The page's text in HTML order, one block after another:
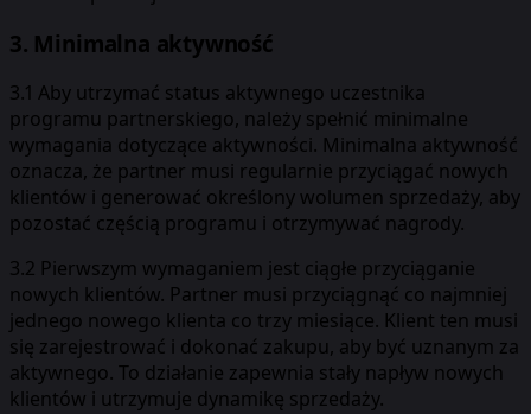
3. Minimalna aktywność
3.1 Aby utrzymać status aktywnego uczestnika
programu partnerskiego, należy spełnić minimalne
wymagania dotyczące aktywności. Minimalna aktywność
oznacza, że partner musi regularnie przyciągać nowych
klientów i generować określony wolumen sprzedaży, aby
pozostać częścią programu i otrzymywać nagrody.
3.2 Pierwszym wymaganiem jest ciągłe przyciąganie
nowych klientów. Partner musi przyciągnąć co najmniej
jednego nowego klienta co trzy miesiące. Klient ten musi
się zarejestrować i dokonać zakupu, aby być uznanym za
aktywnego. To działanie zapewnia stały napływ nowych
klientów i utrzymuje dynamikę sprzedaży.